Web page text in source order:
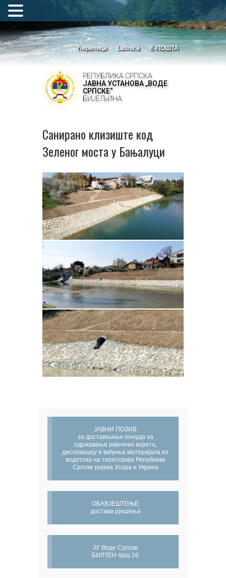
Ћирилица Latinica Е-ПОШТА
РЕПУБЛИКА СРПСКА
ЈАВНА УСТАНОВА „ВОДЕ
СРПСКЕ“
БИЈЕЉИНА
Санирано клизиште код
Зеленог моста у Бањалуци
ЈАВНИ ПОЗИВ
за достављање понуда за
одржавање ријечних корита,
дислокацију и вађење материјала из
водотока на територији Републике
Српске ријека Усора и Укрина
ОБАВЈЕШТЕЊЕ
достава рјешења
ЈУ Воде Српске
БИЛТЕН број 26